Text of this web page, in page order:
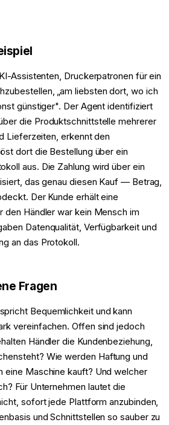
Assistenten, Druckerpatronen für ein
„am liebsten dort, wo ich
günstiger". Der Agent identifiziert
die Produktschnittstelle mehrerer
Lieferzeiten, erkennt den
dort die Bestellung über ein
aus. Die Zahlung wird über ein
das genau diesen Kauf — Betrag,
Der Kunde erhält eine
den Händler war kein Mensch im
Datenqualität, Verfügbarkeit und
an das Protokoll.
Fragen
Bequemlichkeit und kann
vereinfachen. Offen sind jedoch
Händler die Kundenbeziehung,
Wie werden Haftung und
eine Maschine kauft? Und welcher
Für Unternehmen lautet die
sofort jede Plattform anzubinden,
und Schnittstellen so sauber zu